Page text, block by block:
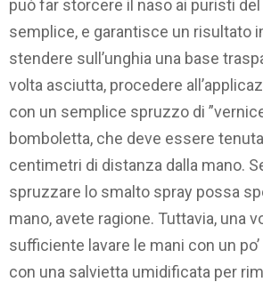
può far storcere il naso ai puristi del
semplice, e garantisce un risultato
stendere sull’unghia una base
volta asciutta, procedere
con un semplice spruzzo di
bomboletta, che deve essere
centimetri di distanza dalla mano.
spruzzare lo smalto spray possa
mano, avete ragione. Tuttavia, una
sufficiente lavare le mani con un
con una salvietta umidificata per